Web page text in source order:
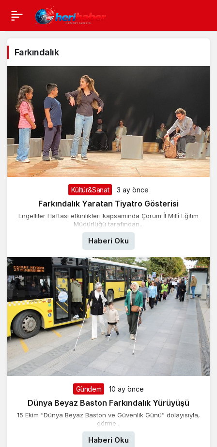
Farkındalık
Kültür&Sanat 3 ay önce
Farkındalık Yaratan Tiyatro Gösterisi
Engelliler Haftası etkinlikleri kapsamında Çorum İl Millî Eğitim
Müdürlüğü tarafından...
Haberi Oku
Gündem 10 ay önce
Dünya Beyaz Baston Farkındalık Yürüyüşü
15 Ekim “Dünya Beyaz Baston ve Güvenlik Günü” dolayısıyla,
görme...
Haberi Oku